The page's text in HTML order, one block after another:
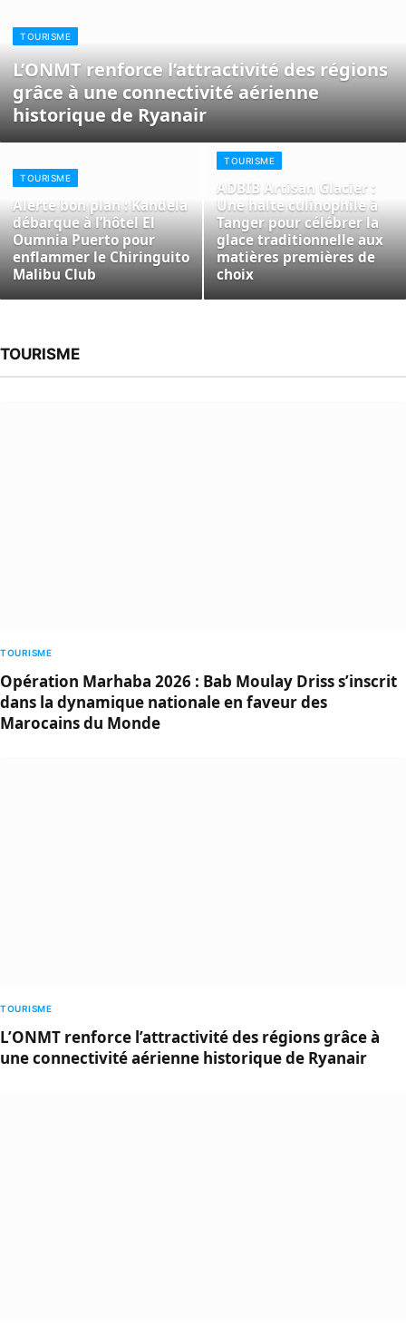
TOURISME
L’ONMT renforce l’attractivité des régions
grâce à une connectivité aérienne
historique de Ryanair
TOURISME
Alerte bon plan : Kandela
débarque à l’hôtel El
Oumnia Puerto pour
enflammer le Chiringuito
Malibu Club
TOURISME
ADBIB Artisan Glacier :
Une halte culinophile à
Tanger pour célébrer la
glace traditionnelle aux
matières premières de
choix
TOURISME
TOURISME
Opération Marhaba 2026 : Bab Moulay Driss s’inscrit
dans la dynamique nationale en faveur des
Marocains du Monde
TOURISME
L’ONMT renforce l’attractivité des régions grâce à
une connectivité aérienne historique de Ryanair